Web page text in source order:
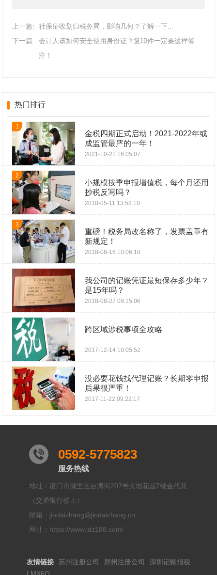
上一篇:
社保征收划归税务局，影响几何？了解一下...
下一篇:
会计人该如何安全使用身份证？复印件一定要这样签
注！
热门排行
1
金税四期正式启动！2021-2022年或
成监管最严的一年！
2021-10-21 16:05:07
2
小规模按季申报增值税，每个月还用
抄税反写吗？
2018-05-11 13:58:10
3
重磅！税务局改名称了，发票盖章有
新规定！
2018-08-16 10:06:18
我公司的记账凭证最短保存多少年？
是15年吗？
2018-08-27 09:15:06
跨区域涉税事项全攻略
2017-12-14 10:05:52
没必要花钱找代理记账？长期零申报
后果很严重！
2017-11-22 09:22:17
0592-5775823
服务热线
地址：厦门市湖里区台湾街207号天地花园7楼金代账
（交通银行楼上）
邮箱：jindaizhang@jindaizhang.cn
网址：https://www.jdz188.com/
友情链接 苏州注册公司 郑州注册公司
深圳记账报税